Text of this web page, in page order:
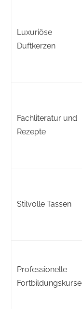
Luxuriöse
Duftkerzen
Fachliteratur und
Rezepte
Stilvolle Tassen
Professionelle
Fortbildungskurse